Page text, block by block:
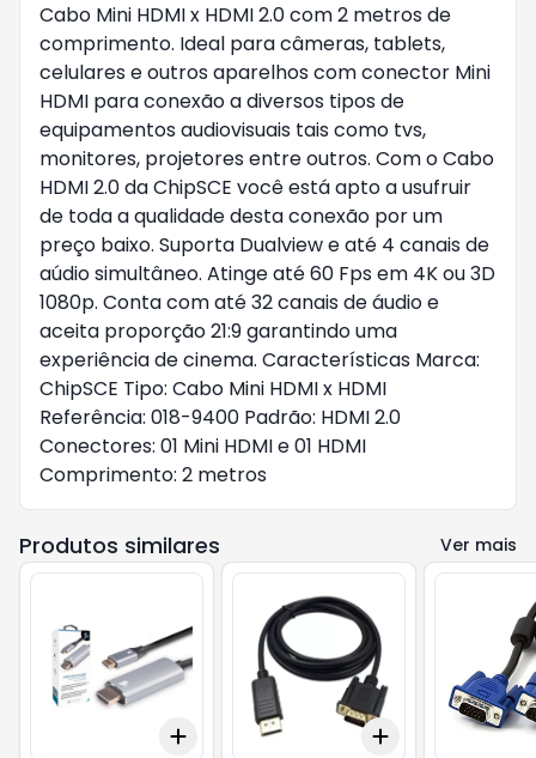
Cabo Mini HDMI x HDMI 2.0 com 2 metros de
comprimento. Ideal para câmeras, tablets,
celulares e outros aparelhos com conector Mini
HDMI para conexão a diversos tipos de
equipamentos audiovisuais tais como tvs,
monitores, projetores entre outros. Com o Cabo
HDMI 2.0 da ChipSCE você está apto a usufruir
de toda a qualidade desta conexão por um
preço baixo. Suporta Dualview e até 4 canais de
aúdio simultâneo. Atinge até 60 Fps em 4K ou 3D
1080p. Conta com até 32 canais de áudio e
aceita proporção 21:9 garantindo uma
experiência de cinema. Características Marca:
ChipSCE Tipo: Cabo Mini HDMI x HDMI
Referência: 018-9400 Padrão: HDMI 2.0
Conectores: 01 Mini HDMI e 01 HDMI
Comprimento: 2 metros
Produtos similares Ver mais
+
Add +10
Add